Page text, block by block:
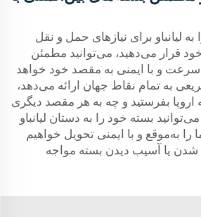
لیانباو برای نیازهای حمل و نقل
قرار می‌دهید، می‌توانید مطمئن
و با ایمنی به مقصد خود خواهد
به تمام نقاط جهان ارائه می‌دهد،
اروپا بفرستید و چه به هر مقصد دیگری
بسته خود را به دستان لیانباو
را به‌موقع و با ایمنی تحویل خواهیم
شدن یا آسیب دیدن بسته مواجه